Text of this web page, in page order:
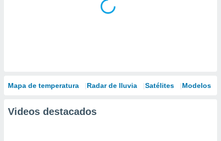
Mapa de temperatura Radar de lluvia Satélites Modelos
Videos destacados